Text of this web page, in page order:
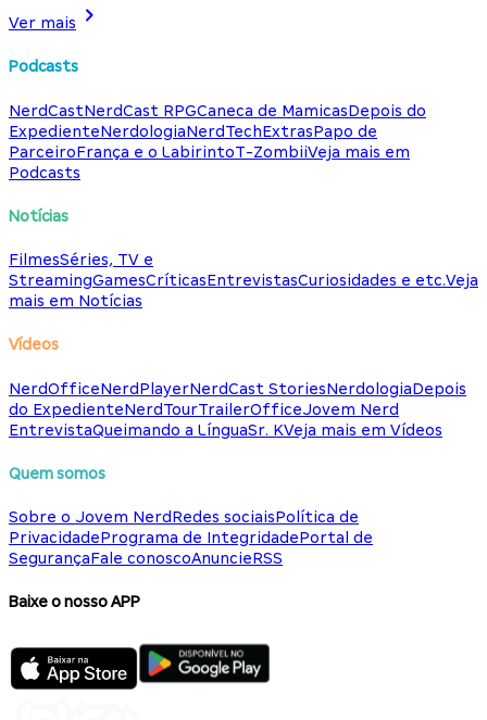
Ver mais
Podcasts
NerdCastNerdCast RPGCaneca de MamicasDepois do
ExpedienteNerdologiaNerdTechExtrasPapo de
ParceiroFrança e o LabirintoT-ZombiiVeja mais em
Podcasts
Notícias
FilmesSéries, TV e
StreamingGamesCríticasEntrevistasCuriosidades e etc.Veja
mais em Notícias
Vídeos
NerdOfficeNerdPlayerNerdCast StoriesNerdologiaDepois
do ExpedienteNerdTourTrailerOfficeJovem Nerd
EntrevistaQueimando a LínguaSr. KVeja mais em Vídeos
Quem somos
Sobre o Jovem NerdRedes sociaisPolítica de
PrivacidadePrograma de IntegridadePortal de
SegurançaFale conoscoAnuncieRSS
Baixe o nosso APP